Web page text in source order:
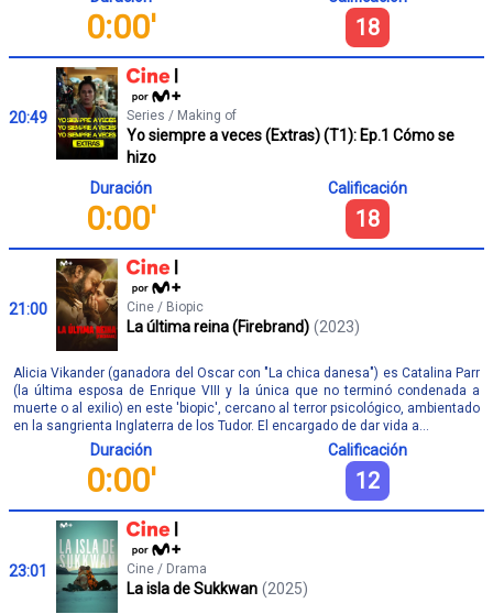
0:00' 18
20:49 Series / Making of
Yo siempre a veces (Extras) (T1): Ep.1 Cómo se
hizo
Duración
0:00'
Calificación
18
21:00 Cine / Biopic
La última reina (Firebrand) (2023)
Alicia Vikander (ganadora del Oscar con "La chica danesa") es Catalina Parr
(la última esposa de Enrique VIII y la única que no terminó condenada a
muerte o al exilio) en este 'biopic', cercano al terror psicológico, ambientado
en la sangrienta Inglaterra de los Tudor. El encargado de dar vida a...
Duración
0:00'
Calificación
12
23:01 Cine / Drama
La isla de Sukkwan (2025)